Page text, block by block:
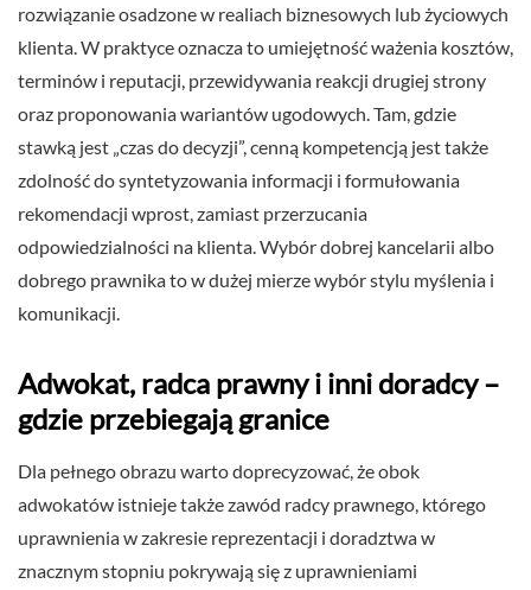
rozwiązanie osadzone w realiach biznesowych lub życiowych
klienta. W praktyce oznacza to umiejętność ważenia kosztów,
terminów i reputacji, przewidywania reakcji drugiej strony
oraz proponowania wariantów ugodowych. Tam, gdzie
stawką jest „czas do decyzji”, cenną kompetencją jest także
zdolność do syntetyzowania informacji i formułowania
rekomendacji wprost, zamiast przerzucania
odpowiedzialności na klienta. Wybór dobrej kancelarii albo
dobrego prawnika to w dużej mierze wybór stylu myślenia i
komunikacji.
Adwokat, radca prawny i inni doradcy –
gdzie przebiegają granice
Dla pełnego obrazu warto doprecyzować, że obok
adwokatów istnieje także zawód radcy prawnego, którego
uprawnienia w zakresie reprezentacji i doradztwa w
znacznym stopniu pokrywają się z uprawnieniami